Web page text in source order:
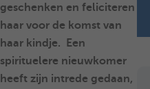
geschenken en feliciteren
haar voor de komst van
haar kindje. Een
spirituelere nieuwkomer
heeft zijn intrede gedaan,